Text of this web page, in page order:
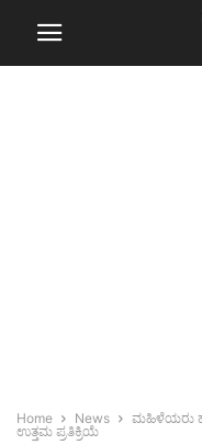
Home News
ಮಹಿಳೆಯರು
ಉತ್ತಮ ಪ್ರತಿಕ್ರಿಯೆ